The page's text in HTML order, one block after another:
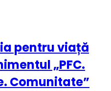
pentru viață
„PFC.
Comunitate”